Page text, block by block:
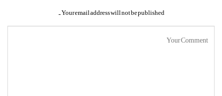
Your email address will not be published.